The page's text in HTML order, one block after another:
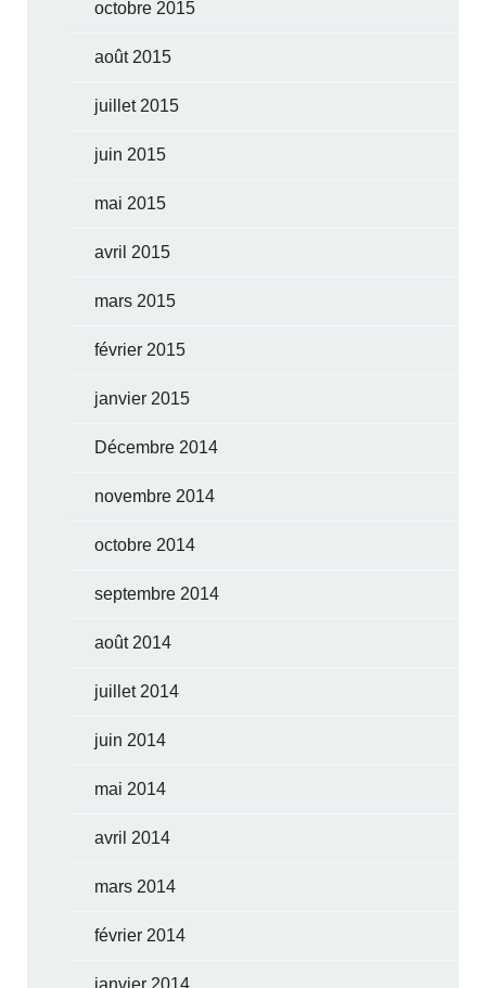
octobre 2015
août 2015
juillet 2015
juin 2015
mai 2015
avril 2015
mars 2015
février 2015
janvier 2015
Décembre 2014
novembre 2014
octobre 2014
septembre 2014
août 2014
juillet 2014
juin 2014
mai 2014
avril 2014
mars 2014
février 2014